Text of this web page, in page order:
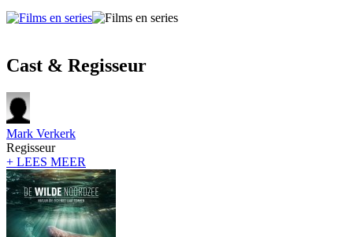
Cast & Regisseur
Mark Verkerk
Regisseur
+ LEES MEER